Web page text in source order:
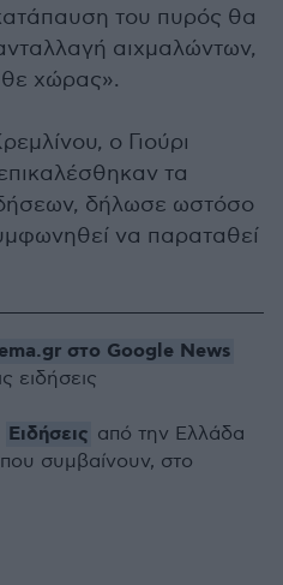
κατάπαυση του πυρός θα
αιχμαλώντων,
χώρας».
ο Γιούρι
τα
δήλωσε ωστόσο
να παραταθεί
στο Google News
ειδήσεις
Ειδήσεις από την Ελλάδα
συμβαίνουν, στο